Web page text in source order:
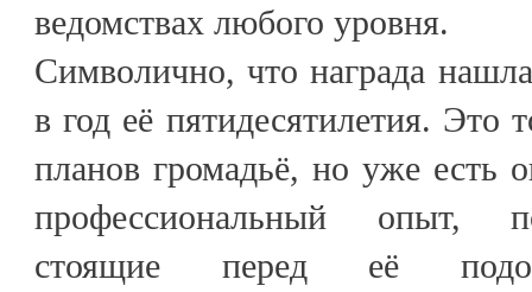
ведомствах любого уровня.
Символично, что награда
в год её пятидесятилетия. Это
планов громадьё, но уже есть
профессиональный опыт,
стоящие перед её